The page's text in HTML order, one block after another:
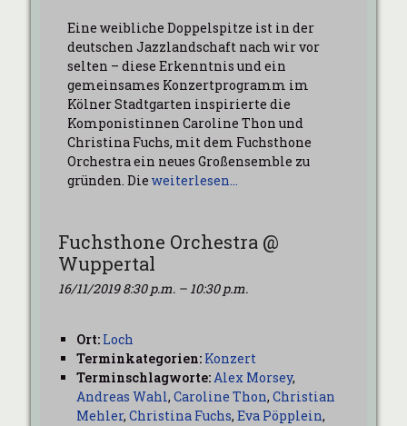
Eine weibliche Doppelspitze ist in der
deutschen Jazzlandschaft nach wir vor
selten – diese Erkenntnis und ein
gemeinsames Konzertprogramm im
Kölner Stadtgarten inspirierte die
Komponistinnen Caroline Thon und
Christina Fuchs, mit dem Fuchsthone
Orchestra ein neues Großensemble zu
gründen. Die weiterlesen…
Fuchsthone Orchestra @
Wuppertal
16/11/2019 8:30 p.m. – 10:30 p.m.
Ort: Loch
Terminkategorien: Konzert
Terminschlagworte:Alex Morsey,
Andreas Wahl, Caroline Thon, Christian
Mehler, Christina Fuchs, Eva Pöpplein,